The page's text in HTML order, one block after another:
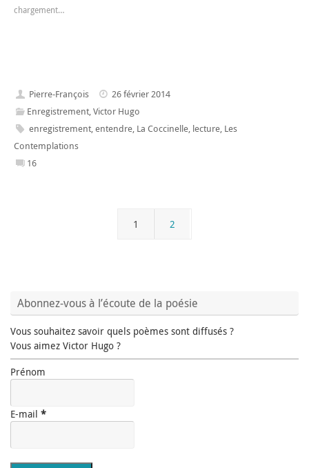
chargement…
Pierre-François
26 février 2014
Enregistrement,Victor Hugo
enregistrement,entendre, La Coccinelle, lecture, Les
Contemplations
16
1 2
Abonnez-vous à l’écoute de la poésie
Vous souhaitez savoir quels poèmes sont diffusés ?
Vous aimez Victor Hugo ?
Prénom
E-mail *